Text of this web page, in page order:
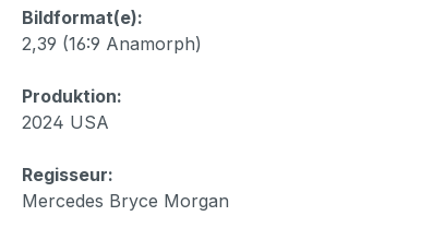
Bildformat(e):
2,39 (16:9 Anamorph)
Produktion:
2024 USA
Regisseur:
Mercedes Bryce Morgan